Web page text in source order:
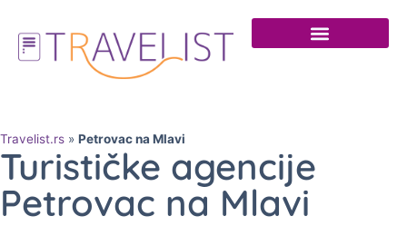
Travelist.rs » Petrovac na Mlavi
Turističke agencije
Petrovac na Mlavi